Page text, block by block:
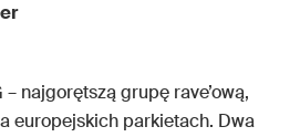
– najgorętszą grupę rave’ową,
europejskich parkietach. Dwa